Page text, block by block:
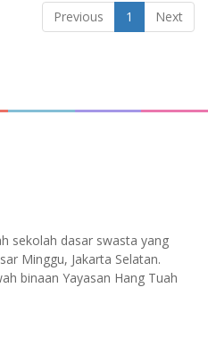
Previous
1 Next
sekolah dasar swasta yang
Minggu, Jakarta Selatan.
binaan Yayasan Hang Tuah